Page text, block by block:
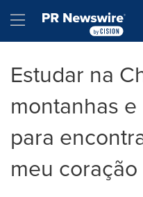
Hamburger menu
Estudar na
montanhas
para
meu coração